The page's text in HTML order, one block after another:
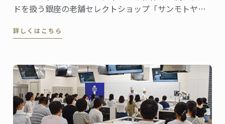
ドを扱う銀座の老舗セレクトショップ「サンモトヤ
定期開催するセール「都会のアウトレット サンフェ
詳しくはこちら